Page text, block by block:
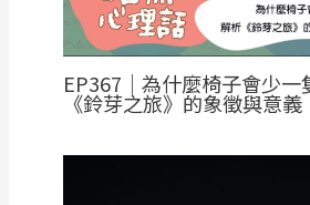
EP367｜為什麼椅子會少一
《鈴芽之旅》的象徵與意